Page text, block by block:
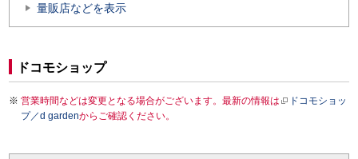
量販店などを表示
ドコモショップ
営業時間などは変更となる場合がございます。最新の情報は
ドコモショッ
プ／d gardenからご確認ください。